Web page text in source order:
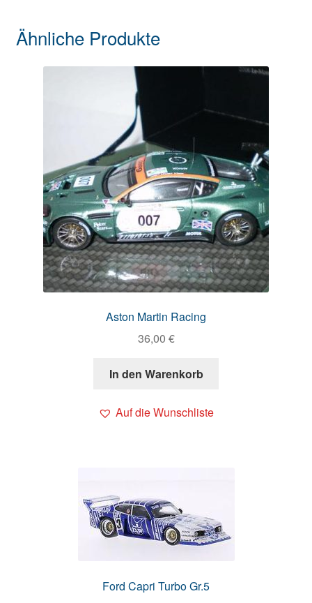
Ähnliche Produkte
Aston Martin Racing
36,00 €
In den Warenkorb
Auf die Wunschliste
Ford Capri Turbo Gr.5